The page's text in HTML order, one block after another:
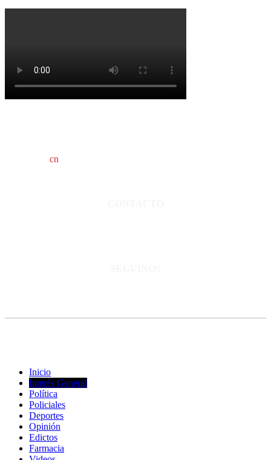
cn
Inicio
Interés General
Política
Policiales
Deportes
Opinión
Edictos
Farmacia